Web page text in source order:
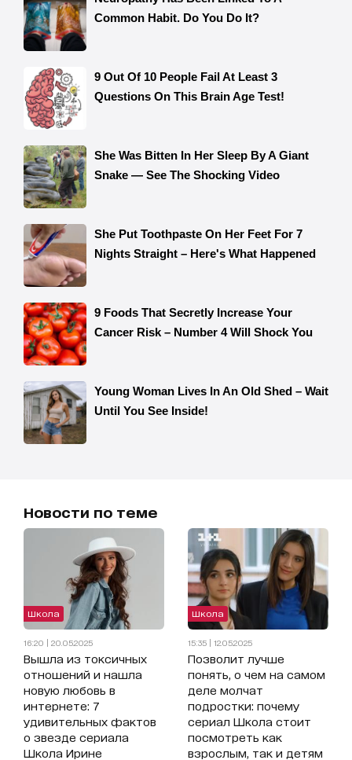
Новости по теме
Школа
16:20 | 20.05.2025
Вышла из токсичных
отношений и нашла
новую любовь в
интернете: 7
удивительных фактов
о звезде сериала
Школа Ирине
Школа
15:35 | 12.05.2025
Позволит лучше
понять, о чем на самом
деле молчат
подростки: почему
сериал Школа стоит
посмотреть как
взрослым, так и детям